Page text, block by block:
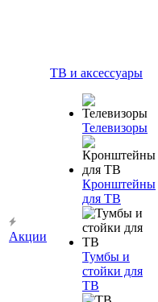
Акции
ТВ и аксессуары
Телевизоры
Кронштейны
для ТВ
Тумбы и
стойки для
ТВ